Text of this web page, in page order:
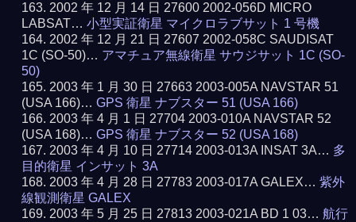
2002 年 12 月 14 日 27600 2002-056D MICRO
LABSAT…小型実証衛星 マイクロラブサット 1 号機
2002 年 12 月 21 日 27607 2002-058C SAUDISAT
1C (SO-50)… アマチュア無線衛星 サウジサット 1C (SO-
50)
2003 年 1 月 30 日 27663 2003-005A NAVSTAR 51
(USA 166)…GPS 衛星 ナブスター 51 (USA 166)
2003 年 4 月 1 日 27704 2003-010A NAVSTAR 52
(USA 168)…GPS 衛星 ナブスター 52 (USA 168)
2003 年 4 月 10 日 27714 2003-013A INSAT 3A… 多
目的衛星 インサット 3A
2003 年 4 月 28 日 27783 2003-017A GALEX…紫外
線観測衛星 GALEX
2003 年 5 月 25 日 27813 2003-021A BD 1 03…航行